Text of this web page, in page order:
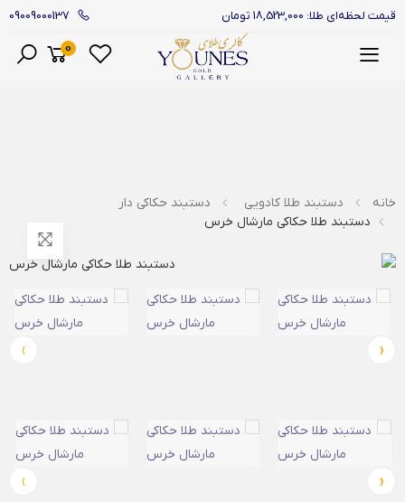
قیمت لحظه‌ای طلا: 18,523,000 تومان 09009000137
0
خانه دستبند طلا کادویی
دستبند حکاکی دار
دستبند طلا حکاکی مارشال خرس
‹
›
‹
›